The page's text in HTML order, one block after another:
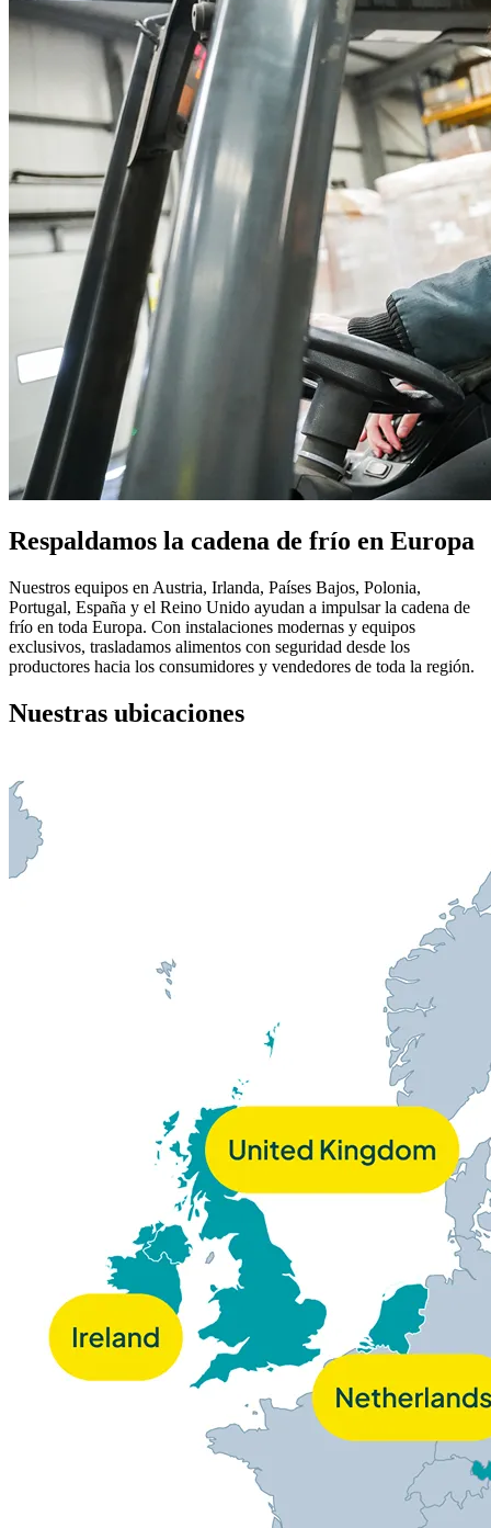
Respaldamos la cadena de frío en Europa
Nuestros equipos en Austria, Irlanda, Países Bajos, Polonia,
Portugal, España y el Reino Unido ayudan a impulsar la cadena de
frío en toda Europa. Con instalaciones modernas y equipos
exclusivos, trasladamos alimentos con seguridad desde los
productores hacia los consumidores y vendedores de toda la región.
Nuestras ubicaciones